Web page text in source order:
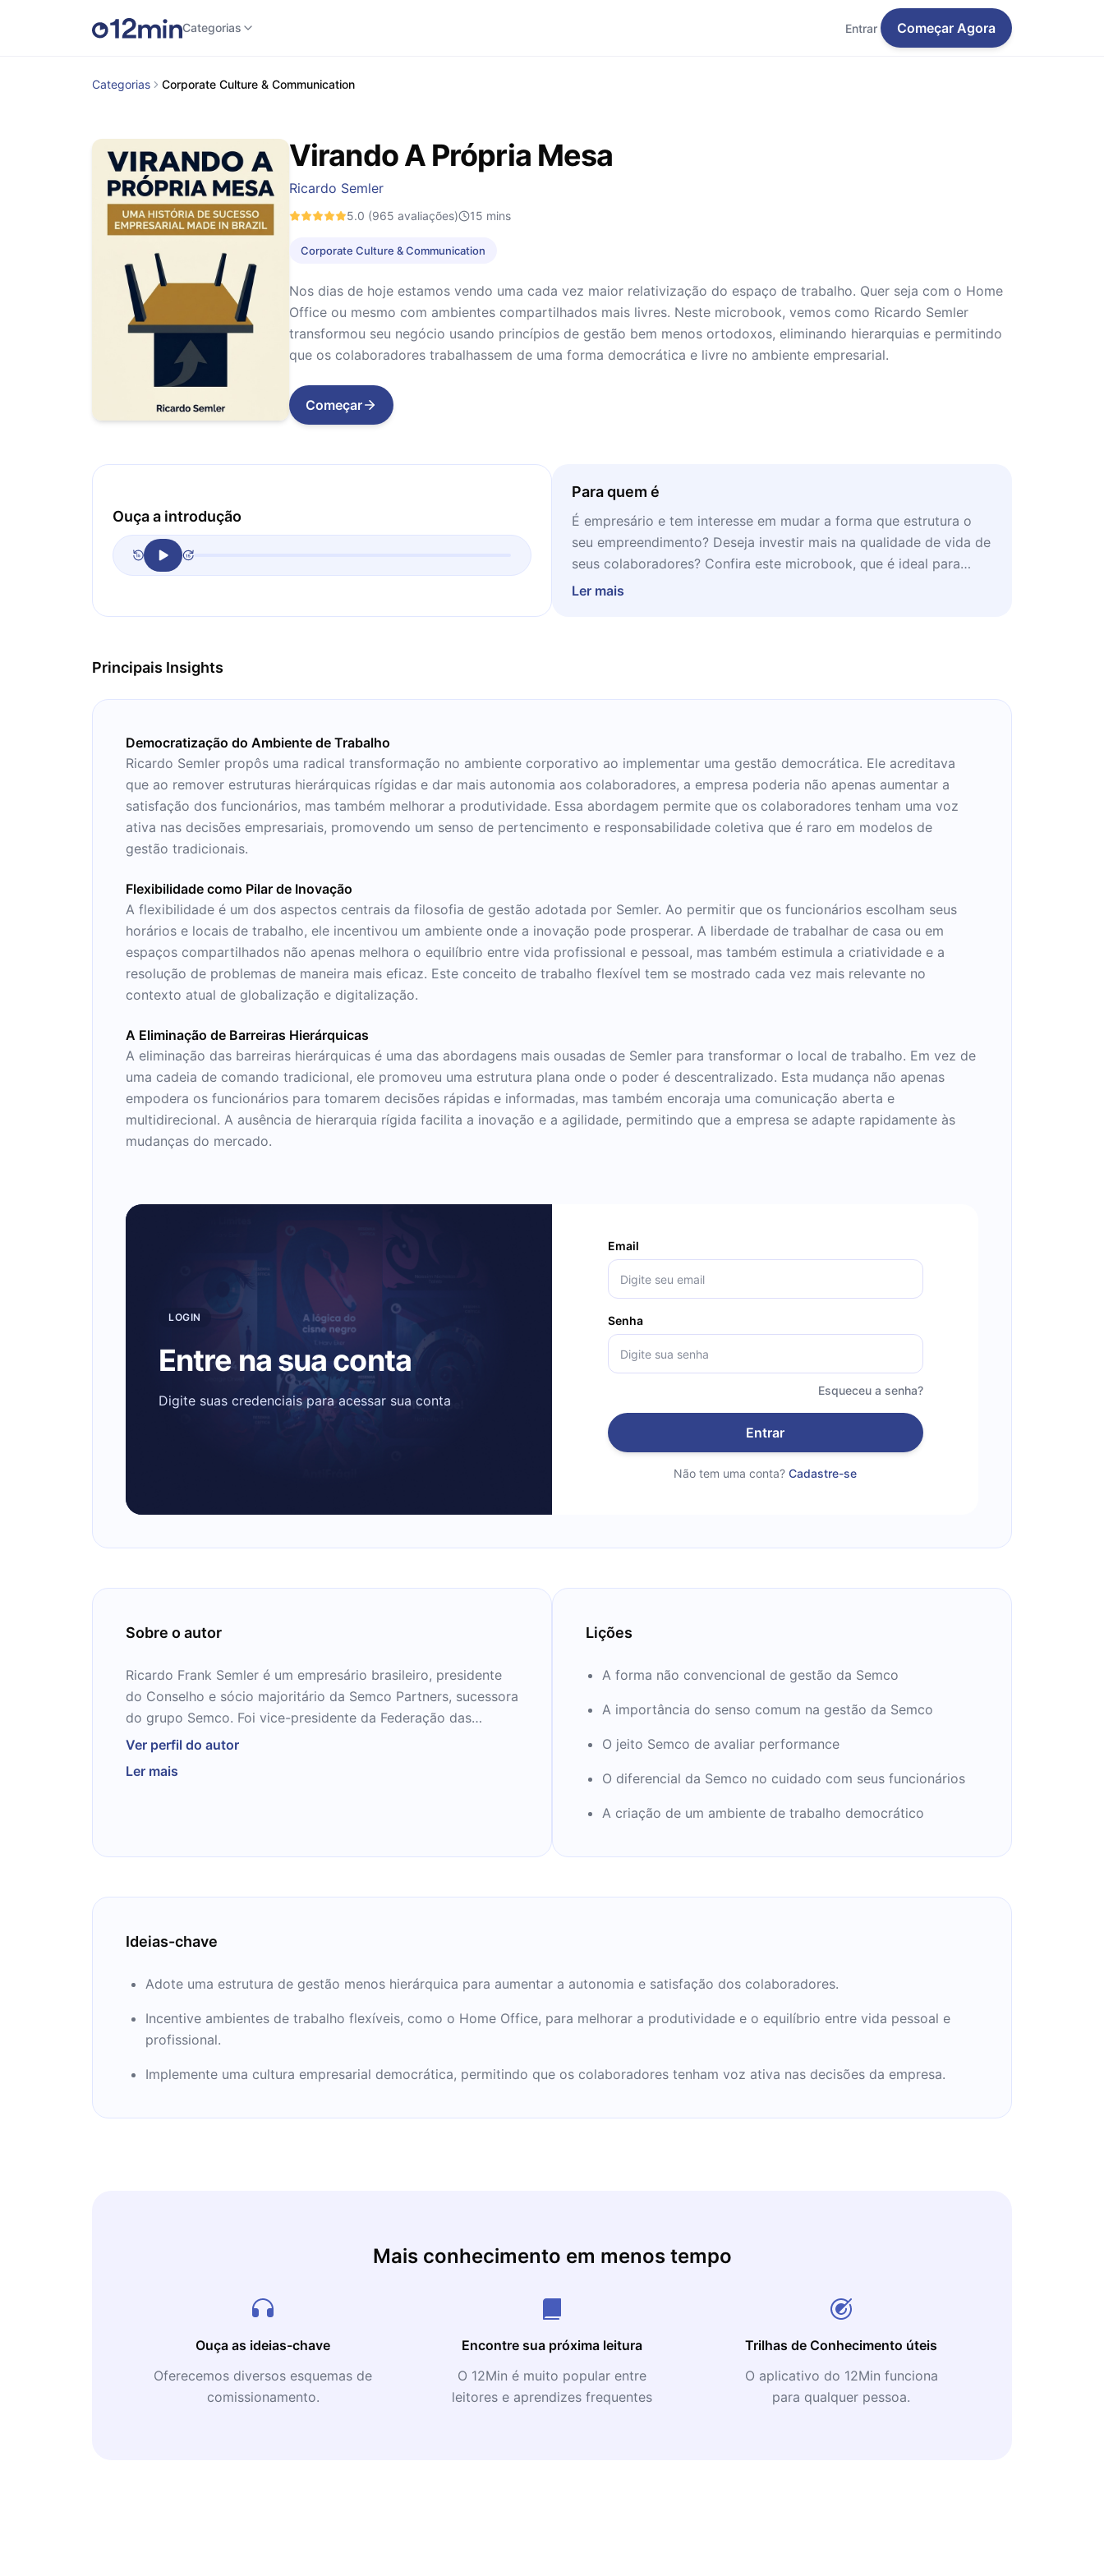
Categorias Entrar Começar Agora
Categorias Corporate Culture & Communication
Virando A Própria Mesa
Ricardo Semler
5.0 (965 avaliações) 15 mins
Corporate Culture & Communication
Nos dias de hoje estamos vendo uma cada vez maior relativização do espaço de trabalho. Quer seja com o Home
Office ou mesmo com ambientes compartilhados mais livres. Neste microbook, vemos como Ricardo Semler
transformou seu negócio usando princípios de gestão bem menos ortodoxos, eliminando hierarquias e permitindo
que os colaboradores trabalhassem de uma forma democrática e livre no ambiente empresarial.
Começar
Ouça a introdução
Para quem é
É empresário e tem interesse em mudar a forma que estrutura o
seu empreendimento? Deseja investir mais na qualidade de vida de
seus colaboradores? Confira este microbook, que é ideal para
leituras em momentos de foco e concentração.
Ler mais
Principais Insights
Democratização do Ambiente de Trabalho
Ricardo Semler propôs uma radical transformação no ambiente corporativo ao implementar uma gestão democrática. Ele acreditava
que ao remover estruturas hierárquicas rígidas e dar mais autonomia aos colaboradores, a empresa poderia não apenas aumentar a
satisfação dos funcionários, mas também melhorar a produtividade. Essa abordagem permite que os colaboradores tenham uma voz
ativa nas decisões empresariais, promovendo um senso de pertencimento e responsabilidade coletiva que é raro em modelos de
gestão tradicionais.
Flexibilidade como Pilar de Inovação
A flexibilidade é um dos aspectos centrais da filosofia de gestão adotada por Semler. Ao permitir que os funcionários escolham seus
horários e locais de trabalho, ele incentivou um ambiente onde a inovação pode prosperar. A liberdade de trabalhar de casa ou em
espaços compartilhados não apenas melhora o equilíbrio entre vida profissional e pessoal, mas também estimula a criatividade e a
resolução de problemas de maneira mais eficaz. Este conceito de trabalho flexível tem se mostrado cada vez mais relevante no
contexto atual de globalização e digitalização.
A Eliminação de Barreiras Hierárquicas
A eliminação das barreiras hierárquicas é uma das abordagens mais ousadas de Semler para transformar o local de trabalho. Em vez de
uma cadeia de comando tradicional, ele promoveu uma estrutura plana onde o poder é descentralizado. Esta mudança não apenas
empodera os funcionários para tomarem decisões rápidas e informadas, mas também encoraja uma comunicação aberta e
multidirecional. A ausência de hierarquia rígida facilita a inovação e a agilidade, permitindo que a empresa se adapte rapidamente às
mudanças do mercado.
LOGIN
Entre na sua conta
Digite suas credenciais para acessar sua conta
Email
Senha
Esqueceu a senha?
Entrar
Não tem uma conta? Cadastre-se
Sobre o autor
Ricardo Frank Semler é um empresário brasileiro, presidente
do Conselho e sócio majoritário da Semco Partners, sucessora
do grupo Semco. Foi vice-presidente da Federação das
Indústrias do Estado de São Paulo (FIESP), escreve artigos
Ver perfil do autor
Ler mais
Lições
A forma não convencional de gestão da Semco
A importância do senso comum na gestão da Semco
O jeito Semco de avaliar performance
O diferencial da Semco no cuidado com seus funcionários
A criação de um ambiente de trabalho democrático
Ideias-chave
Adote uma estrutura de gestão menos hierárquica para aumentar a autonomia e satisfação dos colaboradores.
Incentive ambientes de trabalho flexíveis, como o Home Office, para melhorar a produtividade e o equilíbrio entre vida pessoal e
profissional.
Implemente uma cultura empresarial democrática, permitindo que os colaboradores tenham voz ativa nas decisões da empresa.
Mais conhecimento em menos tempo
Ouça as ideias-chave
Oferecemos diversos esquemas de
comissionamento.
Encontre sua próxima leitura
O 12Min é muito popular entre
leitores e aprendizes frequentes
Trilhas de Conhecimento úteis
O aplicativo do 12Min funciona
para qualquer pessoa.